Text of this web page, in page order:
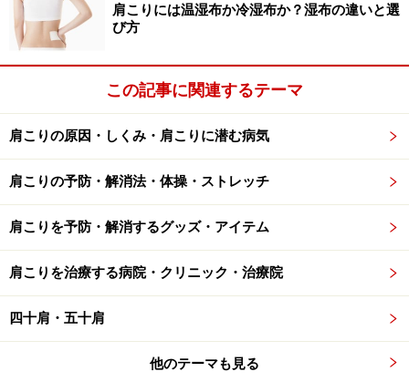
日々さらされている心身へのストレスに気付いていますか？
悩み事が全くない、という人は少ないのではないでしょ
うか。些細なことでも気になってしまったり、ハードス
ケジュールに追われたりと頭の中の疲労も解消できずに
いる時は、神経が高ぶり、身体が緊張しやすい状態にな
っています。
その緊張が続くと、緊張とリラックスの切り替えが出来
たりと、アゴや頚椎に負荷のかかる状態をつくりかねま
せん。
難しいことかもしれませんが、気になることや悩み、明
肩こりには温湿布か冷湿布か？湿布の違いと選
び方
この記事に関連するテーマ
肩こりの原因・しくみ・肩こりに潜む病気
肩こりの予防・解消法・体操・ストレッチ
肩こりを予防・解消するグッズ・アイテム
肩こりを治療する病院・クリニック・治療院
四十肩・五十肩
他のテーマも見る